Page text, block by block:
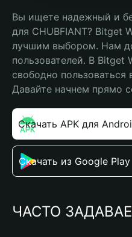
Вы ищете надежный и
для CHUBFIANT? Bitget
лучшим выбором. Нам
пользователей. В
свободно
Давайте начнем прямо
Скачать APK для
Скачать из Google Play
ЧАСТО